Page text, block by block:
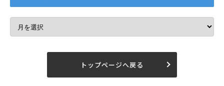
トップページへ戻る